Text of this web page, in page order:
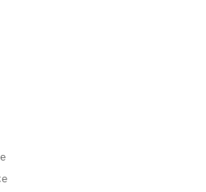
personalizadas, ative